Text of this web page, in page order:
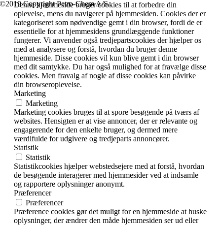
©2019 Copyright Petro-Chem A/S
Denne hjemmeside bruger cookies til at forbedre din
oplevelse, mens du navigerer på hjemmesiden. Cookies der er
kategoriseret som nødvendige gemt i din browser, fordi de er
essentielle for at hjemmesidens grundlæggende funktioner
fungerer. Vi anvender også tredjepartscookies der hjælper os
med at analysere og forstå, hvordan du bruger denne
hjemmeside. Disse cookies vil kun blive gemt i din browser
med dit samtykke. Du har også mulighed for at fravælge disse
cookies. Men fravalg af nogle af disse cookies kan påvirke
din browseroplevelse.
Marketing
Marketing
Marketing cookies bruges til at spore besøgende på tværs af
websites. Hensigten er at vise annoncer, der er relevante og
engagerende for den enkelte bruger, og dermed mere
værdifulde for udgivere og tredjeparts annoncører.
Statistik
Statistik
Statistikcookies hjælper webstedsejere med at forstå, hvordan
de besøgende interagerer med hjemmesider ved at indsamle
og rapportere oplysninger anonymt.
Præferencer
Præferencer
Præference cookies gør det muligt for en hjemmeside at huske
oplysninger, der ændrer den måde hjemmesiden ser ud eller